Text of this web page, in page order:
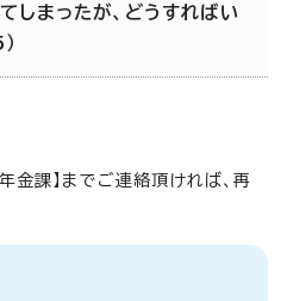
しまったが、どうすればい
金課】までご連絡頂ければ、再